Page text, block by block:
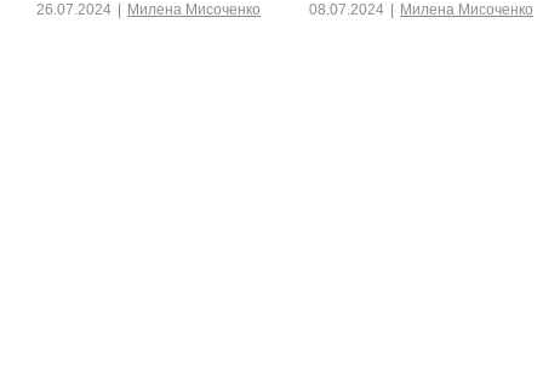
26.07.2024 Милена Мисоченко 08.07.2024 Милена Мисоченко